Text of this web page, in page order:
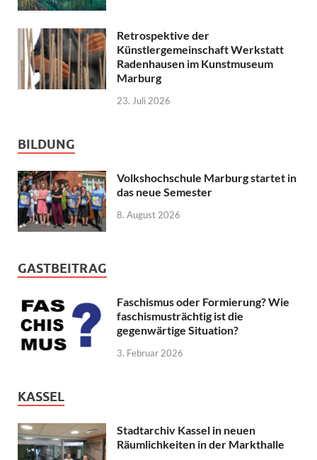
Retrospektive der
Künstlergemeinschaft Werkstatt
Radenhausen im Kunstmuseum
Marburg
23. Juli 2026
BILDUNG
Volkshochschule Marburg startet in
das neue Semester
8. August 2026
GASTBEITRAG
Faschismus oder Formierung? Wie
faschismusträchtig ist die
gegenwärtige Situation?
3. Februar 2026
KASSEL
Stadtarchiv Kassel in neuen
Räumlichkeiten in der Markthalle